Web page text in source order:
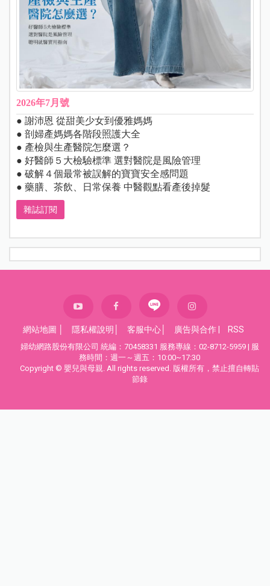
2026年7月號
● 謝沛恩 從甜美少女到優雅媽媽
● 剖婦產媽媽各階段照護大全
● 產檢與生產醫院怎麼選？
● 好醫師５大檢驗標準 選對醫院是風險管理
● 破解４個最常被誤解的寶寶安全感問題
● 藥膳、茶飲、日常保養 中醫觀點看產後掉髮
雜誌訂閱
網站地圖 隱私權說明 客服中心 廣告與合作 RSS
婦幼網路股份有限公司 統編：70458331 服務專線：02-8712-5959 | 服
務時間：週一～週五：10:00~17:30
Copyright © 嬰兒與母親. All rights reserved. 版權所有，禁止擅自轉貼
節錄